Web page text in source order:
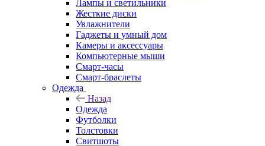
Лампы и светильники
Жесткие диски
Увлажнители
Гаджеты и умный дом
Камеры и аксессуары
Компьютерные мыши
Смарт-часы
Смарт-браслеты
Одежда
Назад
Одежда
Футболки
Толстовки
Свитшоты